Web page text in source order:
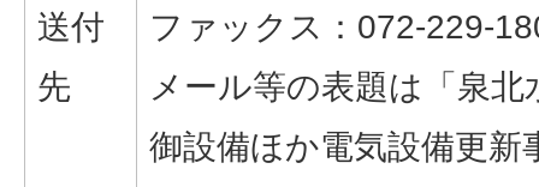
送付
先
ファックス：072-229-
メール等の表題は「泉
御設備ほか電気設備更新